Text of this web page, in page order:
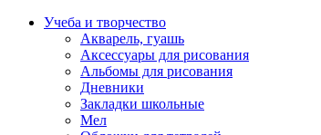
Учеба и творчество
Акварель, гуашь
Аксессуары для рисования
Альбомы для рисования
Дневники
Закладки школьные
Мел